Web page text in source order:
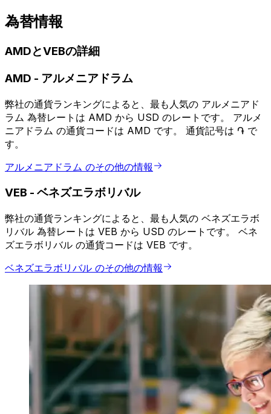
為替情報
AMDとVEBの詳細
AMD - アルメニアドラム
弊社の通貨ランキングによると、最も人気の アルメニアド
ラム 為替レートは AMD から USD のレートです。 アルメ
ニアドラム の通貨コードは AMD です。 通貨記号は ֏ で
す。
アルメニアドラム のその他の情報
VEB - ベネズエラボリバル
弊社の通貨ランキングによると、最も人気の ベネズエラボ
リバル 為替レートは VEB から USD のレートです。 ベネ
ズエラボリバル の通貨コードは VEB です。
ベネズエラボリバル のその他の情報